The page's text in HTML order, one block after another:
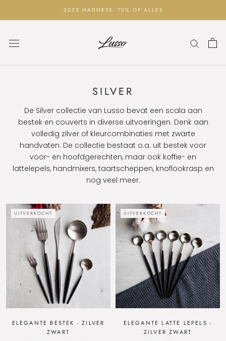
2025 MADNESS: 70% OP ALLES
SILVER
De Silver collectie van Lusso bevat een scala aan
bestek en couverts in diverse uitvoeringen. Denk aan
volledig zilver of kleurcombinaties met zwarte
handvaten. De collectie bestaat o.a. uit bestek voor
voor- en hoofdgerechten, maar ook koffie- en
lattelepels, handmixers, taartscheppen, knoflookrasp en
nog veel meer.
UITVERKOCHT
ELEGANTE BESTEK - ZILVER
ZWART
UITVERKOCHT
ELEGANTE LATTE LEPELS -
ZILVER ZWART